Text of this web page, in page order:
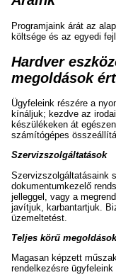
Programjaink árát az
költsége és az egyedi
Hardver
megoldások
Ügyfeleink részére a
kínáljuk; kezdve az
készülékeken át
számítógépes
Szervizszolgáltatások
Szervizszolgáltatásaink
dokumentumkezelő
jelleggel, vagy a
javítjuk, karbantartjuk.
üzemeltetést.
Teljes körű megoldások
Magasan képzett
rendelkezésre ügyfeleink